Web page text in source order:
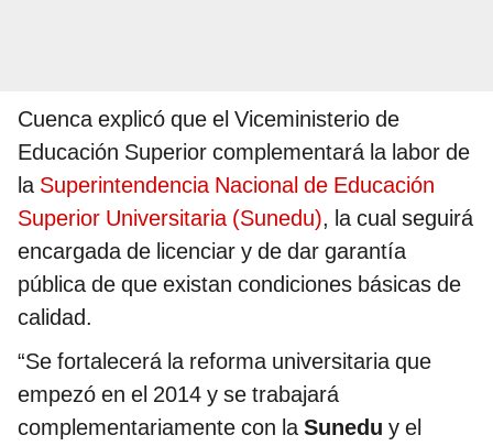
Cuenca explicó que el Viceministerio de
Educación Superior complementará la labor de
la Superintendencia Nacional de Educación
Superior Universitaria (Sunedu), la cual seguirá
encargada de licenciar y de dar garantía
pública de que existan condiciones básicas de
calidad.
“Se fortalecerá la reforma universitaria que
empezó en el 2014 y se trabajará
complementariamente con laSunedu y el